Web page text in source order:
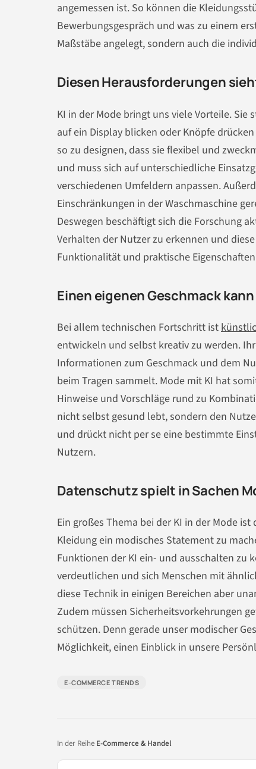
angemessen ist. So können die
Bewerbungsgespräch und was zu einem
Maßstäbe angelegt, sondern auch die
Diesen Herausforderungen
KI in der Mode bringt uns viele Vorteile. Sie
auf ein Display blicken oder Knöpfe
so zu designen, dass sie flexibel und
und muss sich auf unterschiedliche
verschiedenen Umfeldern anpassen.
Einschränkungen in der Waschmaschine
Deswegen beschäftigt sich die Forschung
Verhalten der Nutzer zu erkennen und
Funktionalität und praktische
Einen eigenen Geschmack
Bei allem technischen Fortschritt ist
entwickeln und selbst kreativ zu werden.
Informationen zum Geschmack und dem
beim Tragen sammelt. Mode mit KI hat
Hinweise und Vorschläge rund zu
nicht selbst gesund lebt, sondern den
und drückt nicht per se eine bestimmte
Nutzern.
Datenschutz spielt in Sachen
Ein großes Thema bei der KI in der Mode
Kleidung ein modisches Statement zu
Funktionen der KI ein- und ausschalten zu
verdeutlichen und sich Menschen mit
diese Technik in einigen Bereichen aber
Zudem müssen Sicherheitsvorkehrungen
schützen. Denn gerade unser modischer
Möglichkeit, einen Einblick in unsere
E-COMMERCE TRENDS
In der Reihe E-Commerce & Handel